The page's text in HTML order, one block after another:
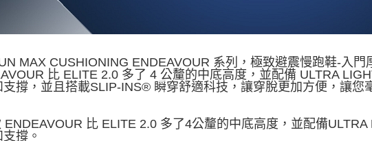
MAX CUSHIONING ENDEAVOUR 系列，極致避震慢跑鞋-入門
比 ELITE 2.0 多了 4 公釐的中底高度，並配備 ULTRA
支撐，並且搭載SLIP-INS® 瞬穿舒適科技，讓穿脫更加方便，讓您
ENDEAVOUR 比 ELITE 2.0 多了4公釐的中底高度，並配備
撐。